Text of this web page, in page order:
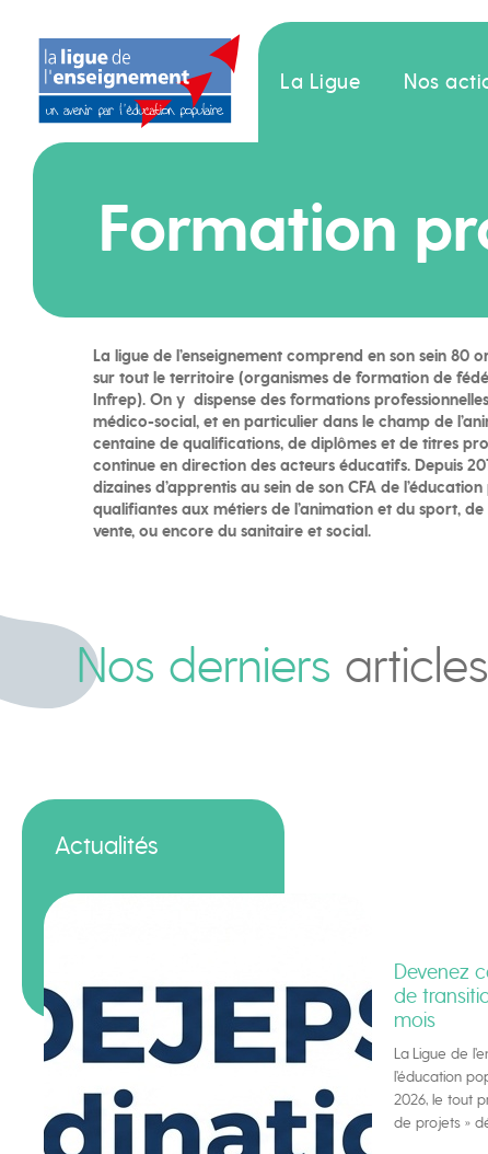
La Ligue Nos
Formation
La ligue de l’enseignement comprend en son sein
sur tout le territoire (organismes de formation de
Infrep). On y dispense des formations
médico-social, et en particulier dans le champ de
centaine de qualifications, de diplômes et de titres
continue en direction des acteurs éducatifs. Depuis
dizaines d’apprentis au sein de son CFA de
qualifiantes aux métiers de l’animation et du sport,
vente, ou encore du sanitaire et social.
Nos derniers articles
Actualités
Devenez
de
mois
La Ligue de
l’éducation
2026, le tout
de projets »